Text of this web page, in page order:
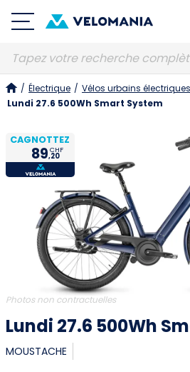
/ Électrique / Vélos urbains électriques
Lundi 27.6 500Wh Smart System
CAGNOTTEZ
89,20
CHF
Photos non contractuelles
Lundi 27.6 500Wh
MOUSTACHE